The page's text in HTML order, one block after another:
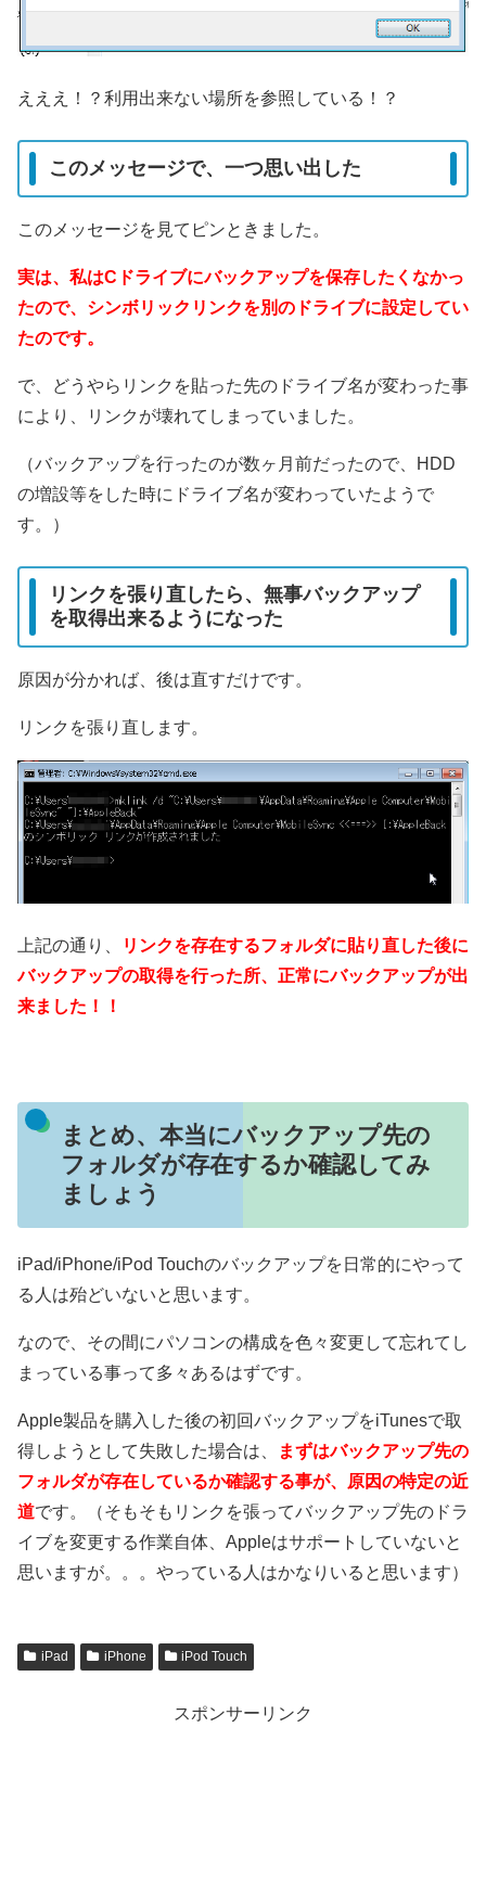
えええ！？利用出来ない場所を参照している！？
このメッセージで、一つ思い出した
このメッセージを見てピンときました。
実は、私はCドライブにバックアップを保存したくなかっ
たので、シンボリックリンクを別のドライブに設定してい
たのです。
で、どうやらリンクを貼った先のドライブ名が変わった事
により、リンクが壊れてしまっていました。
（バックアップを行ったのが数ヶ月前だったので、HDD
の増設等をした時にドライブ名が変わっていたようで
す。）
リンクを張り直したら、無事バックアップ
を取得出来るようになった
原因が分かれば、後は直すだけです。
リンクを張り直します。
上記の通り、
リンクを存在するフォルダに貼り直した後に
バックアップの取得を行った所、正常にバックアップが出
来ました！！
まとめ、本当にバックアップ先の
フォルダが存在するか確認してみ
ましょう
iPad/iPhone/iPod Touchのバックアップを日常的にやって
る人は殆どいないと思います。
なので、その間にパソコンの構成を色々変更して忘れてし
まっている事って多々あるはずです。
Apple製品を購入した後の初回バックアップをiTunesで取
得しようとして失敗した場合は、
まずはバックアップ先の
フォルダが存在しているか確認する事が、原因の特定の近
道です。（そもそもリンクを張ってバックアップ先のドラ
イブを変更する作業自体、Appleはサポートしていないと
思いますが。。。やっている人はかなりいると思います）
iPad iPhone iPod Touch
スポンサーリンク